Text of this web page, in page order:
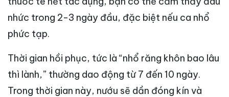
nhức trong 2-3 ngày đầu, đặc biệt nếu ca nhổ
phức tạp.
Thời gian hồi phục, tức là “nhổ răng khôn bao lâu
thì lành,” thường dao động từ 7 đến 10 ngày.
Trong thời gian này, nướu sẽ dần đóng kín và